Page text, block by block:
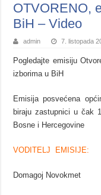
OTVORENO,
BiH – Video
admin 7. listopada
Pogledajte emisiju
izborima u BiH
Emisija posvećena
biraju zastupnici u čak
Bosne i Hercegovine
VODITELJ EMISIJE:
Domagoj Novokmet